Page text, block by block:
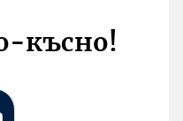
късно!